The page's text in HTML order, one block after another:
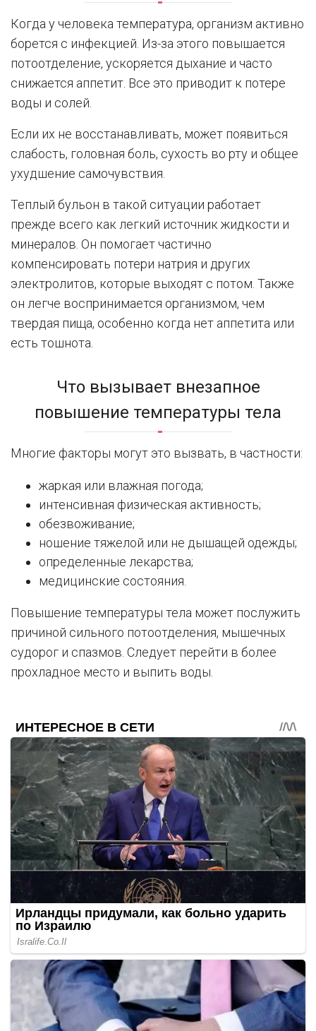
Когда у человека температура, организм активно
борется с инфекцией. Из-за этого повышается
потоотделение, ускоряется дыхание и часто
снижается аппетит. Все это приводит к потере
воды и солей.
Если их не восстанавливать, может появиться
слабость, головная боль, сухость во рту и общее
ухудшение самочувствия.
Теплый бульон в такой ситуации работает
прежде всего как легкий источник жидкости и
минералов. Он помогает частично
компенсировать потери натрия и других
электролитов, которые выходят с потом. Также
он легче воспринимается организмом, чем
твердая пища, особенно когда нет аппетита или
есть тошнота.
Что вызывает внезапное
повышение температуры тела
Многие факторы могут это вызвать, в частности:
жаркая или влажная погода;
интенсивная физическая активность;
обезвоживание;
ношение тяжелой или не дышащей одежды;
определенные лекарства;
медицинские состояния.
Повышение температуры тела может послужить
причиной сильного потоотделения, мышечных
судорог и спазмов. Следует перейти в более
прохладное место и выпить воды.